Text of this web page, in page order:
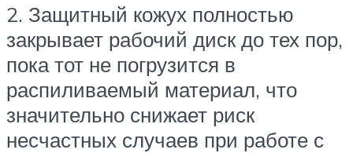
2. Защитный кожух полностью
закрывает рабочий диск до тех пор,
пока тот не погрузится в
распиливаемый материал, что
значительно снижает риск
несчастных случаев при работе с